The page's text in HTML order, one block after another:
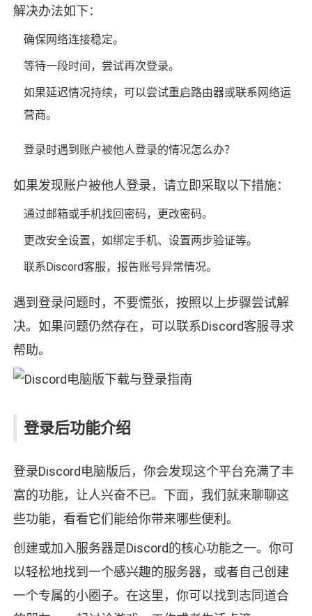
解决办法如下：
确保网络连接稳定。
等待一段时间，尝试再次登录。
如果延迟情况持续，可以尝试重启路由器或联系网络运
营商。
登录时遇到账户被他人登录的情况怎么办？
如果发现账户被他人登录，请立即采取以下措施：
通过邮箱或手机找回密码，更改密码。
更改安全设置，如绑定手机、设置两步验证等。
联系Discord客服，报告账号异常情况。
遇到登录问题时，不要慌张，按照以上步骤尝试解
决。如果问题仍然存在，可以联系Discord客服寻求
帮助。
登录后功能介绍
登录Discord电脑版后，你会发现这个平台充满了丰
富的功能，让人兴奋不已。下面，我们就来聊聊这
些功能，看看它们能给你带来哪些便利。
创建或加入服务器是Discord的核心功能之一。你可
以轻松地找到一个感兴趣的服务器，或者自己创建
一个专属的小圈子。在这里，你可以找到志同道合